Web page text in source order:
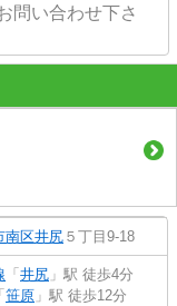
問い合わせ下さ
南区井尻 ５丁目9-18
「 井尻 」駅 徒歩4分
「 笹原 」駅 徒歩12分